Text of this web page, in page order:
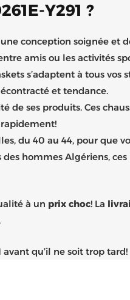
Y291 ?
conception soignée
amis ou les activités
s’adaptent à tous
et tendance.
de ses produits. Ces
du 40 au 44, pour que
des hommes Algériens,
à un prix choc! La
avant qu’il ne soit trop tard!